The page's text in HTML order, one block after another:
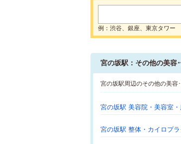
例：渋谷、銀座、東京タワー
宮の坂駅：その他の美容
宮の坂駅周辺のその他の美容
宮の坂駅 美容院・美容室・
宮の坂駅 整体・カイロプ